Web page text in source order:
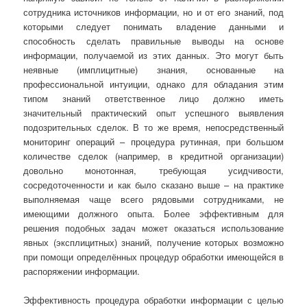
сотрудника источников информации, но и от его знаний, под
которыми следует понимать владение данными и
способность сделать правильные выводы на основе
информации, получаемой из этих данных. Это могут быть
неявные (имплицитные) знания, основанные на
профессиональной интуиции, однако для обладания этим
типом знаний ответственное лицо должно иметь
значительный практический опыт успешного выявления
подозрительных сделок. В то же время, непосредственный
мониторинг операций – процедура рутинная, при большом
количестве сделок (например, в кредитной организации)
довольно монотонная, требующая усидчивости,
сосредоточенности и как было сказано выше – на практике
выполняемая чаще всего рядовыми сотрудниками, не
имеющими должного опыта. Более эффективным для
решения подобных задач может оказаться использование
явных (эксплицитных) знаний, получение которых возможно
при помощи определённых процедур обработки имеющейся в
распоряжении информации.
Эффективность процедура обработки информации с целью